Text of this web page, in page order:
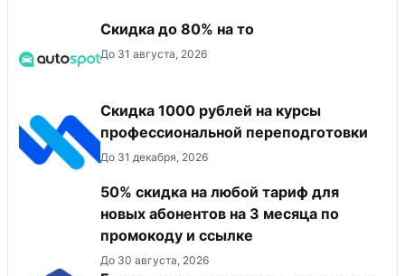
Скидка до 80% на то
До 31 августа, 2026
Скидка 1000 рублей на курсы
профессиональной переподготовки
До 31 декабря, 2026
50% скидка на любой тариф для
новых абонентов на 3 месяца по
промокоду и ссылке
До 30 августа, 2026